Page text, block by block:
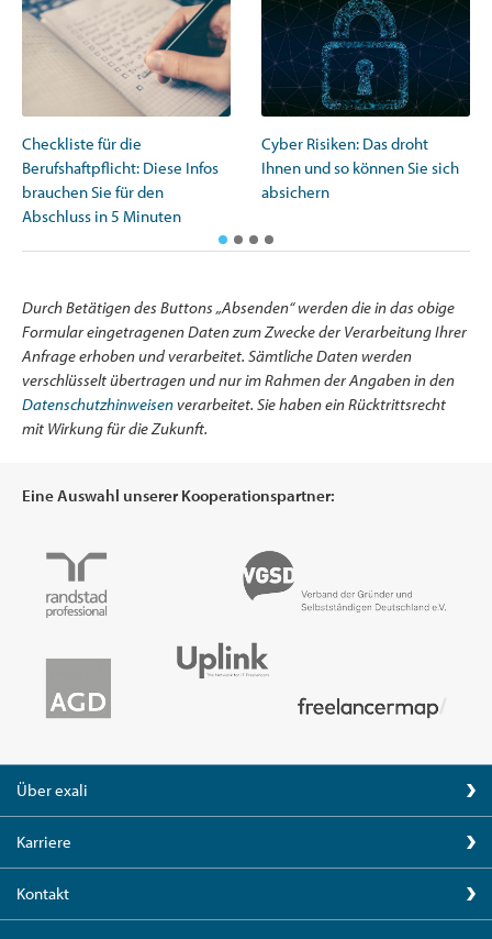
Checkliste für die
Berufshaftpflicht: Diese Infos
brauchen Sie für den
Abschluss in 5 Minuten
Cyber Risiken: Das droht
Ihnen und so können Sie sich
absichern
Durch Betätigen des Buttons „Absenden“ werden die in das obige
Formular eingetragenen Daten zum Zwecke der Verarbeitung Ihrer
Anfrage erhoben und verarbeitet. Sämtliche Daten werden
verschlüsselt übertragen und nur im Rahmen der Angaben in den
Datenschutzhinweisenverarbeitet. Sie haben ein Rücktrittsrecht
mit Wirkung für die Zukunft.
Eine Auswahl unserer Kooperationspartner:
Über exali
Karriere
Kontakt